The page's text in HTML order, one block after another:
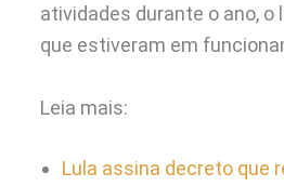
atividades durante o ano,
que estiveram em
Leia mais:
Lula assina decreto que